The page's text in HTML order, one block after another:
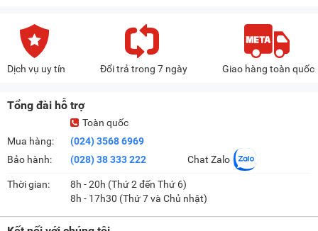
Đèn LED chiếu sáng tiện lợi giúp quan sát đồ uống, trái
cây hay thực phẩm dễ dàng, lý tưởng làm tủ trưng bày.
Bảng điều khiển dạng núm vặn được tích hợp bên trong
tiện.
Với sự kết hợp giữa công nghệ tiết kiệm điện Inverter và khả
năng trưng bày ấn tượng, Alaska Inverter LCI-300 không chỉ
là một chiếc tủ mát đơn thuần mà còn là một khoản đầu tư
thông minh cho công việc kinh doanh của bạn. Nếu đang
Dịch vụ uy tín Đổi trả trong 7 ngày Giao hàng toàn quốc
Tổng đài hỗ trợ
Mua hàng:
Bảo hành:
Toàn quốc
(024) 3568 6969
(028) 38 333 222
Chat Zalo
Thời gian:
8h - 20h (Thứ 2 đến Thứ 6)
8h - 17h30 (Thứ 7 và Chủ nhật)